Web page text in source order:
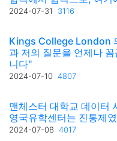
2024-07-31 3116
Kings College London
과 저의 질문을 언제나
니다"
2024-07-10 4807
맨체스터 대학교 데이터
영국유학센터는 진통제
2024-07-08 4017